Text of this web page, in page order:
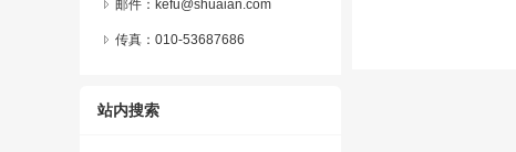
邮件：kefu@shuaian.com
传真：010-53687686
站内搜索